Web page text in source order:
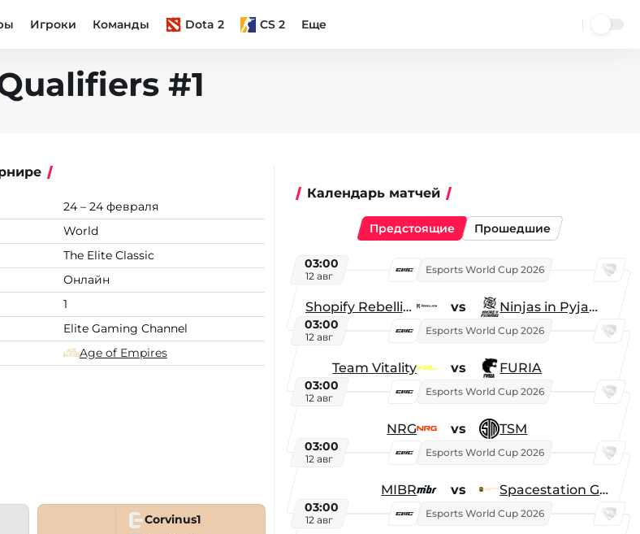
Игроки Команды Dota 2 CS 2 Еще
#1
24 – 24 февраля
World
The Elite Classic
Онлайн
1
Elite Gaming Channel
Age of Empires
Corvinus1
Календарь матчей
Предстоящие Прошедшие
03:00
12 авг
Esports World Cup 2026
Shopify Rebellion vs Ninjas in Pyjamas
03:00
12 авг
Esports World Cup 2026
Team Vitality vs FURIA
03:00
12 авг
Esports World Cup 2026
NRG vs TSM
03:00
12 авг
Esports World Cup 2026
MIBR vs Spacestation Gaming
03:00
12 авг
Esports World Cup 2026